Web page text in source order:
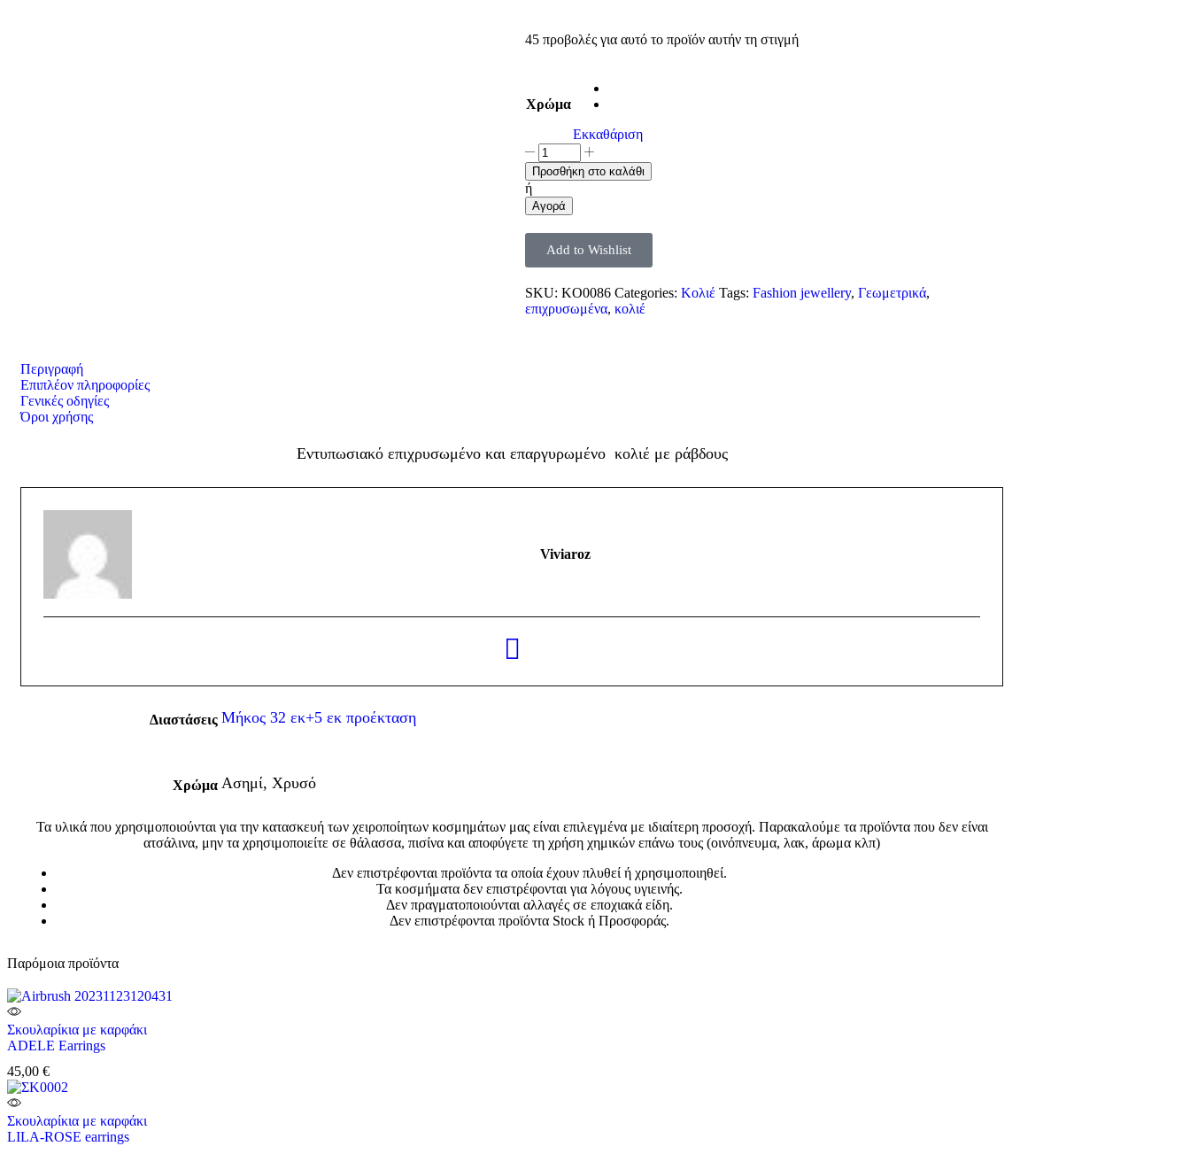
45 προβολές για αυτό το προϊόν αυτήν τη στιγμή
Χρώμα
Εκκαθάριση
Προσθήκη στο καλάθι
ή
Αγορά
Add to Wishlist
SKU: KO0086 Categories: Κολιέ Tags: Fashion jewellery, Γεωμετρικά,
επιχρυσωμένα, κολιέ
Περιγραφή
Επιπλέον πληροφορίες
Γενικές οδηγίες
Όροι χρήσης
Εντυπωσιακό επιχρυσωμένο και επαργυρωμένο κολιέ με ράβδους
Viviaroz
Διαστάσεις Μήκος 32 εκ+5 εκ προέκταση
Χρώμα Ασημί, Χρυσό
Τα υλικά που χρησιμοποιούνται για την κατασκευή των χειροποίητων κοσμημάτων μας είναι επιλεγμένα με ιδιαίτερη προσοχή. Παρακαλούμε τα προϊόντα που δεν είναι
ατσάλινα, μην τα χρησιμοποιείτε σε θάλασσα, πισίνα και αποφύγετε τη χρήση χημικών επάνω τους (οινόπνευμα, λακ, άρωμα κλπ)
Δεν επιστρέφονται προϊόντα τα οποία έχουν πλυθεί ή χρησιμοποιηθεί.
Τα κοσμήματα δεν επιστρέφονται για λόγους υγιεινής.
Δεν πραγματοποιούνται αλλαγές σε εποχιακά είδη.
Δεν επιστρέφονται προϊόντα Stock ή Προσφοράς.
Παρόμοια προϊόντα
Σκουλαρίκια με καρφάκι
ADELE Earrings
45,00 €
Σκουλαρίκια με καρφάκι
LILA-ROSE earrings